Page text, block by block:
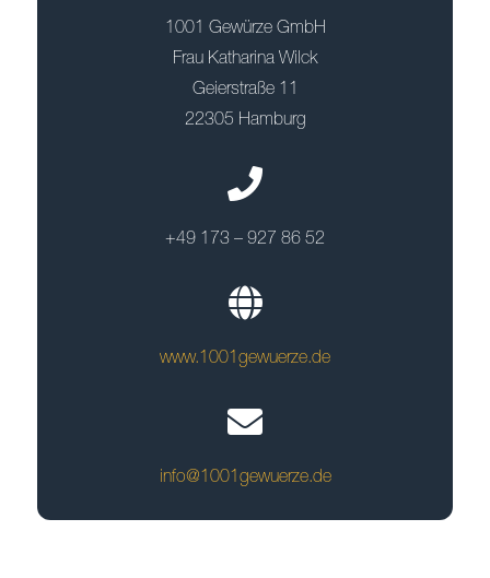
1001 Gewürze GmbH
Frau Katharina Wilck
Geierstraße 11
22305 Hamburg
+49 173 – 927 86 52
www.1001gewuerze.de
info@1001gewuerze.de